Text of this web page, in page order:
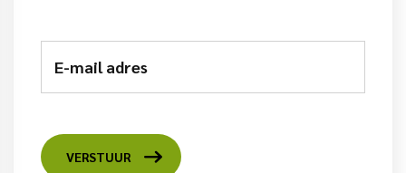
E-mail adres
VERSTUUR